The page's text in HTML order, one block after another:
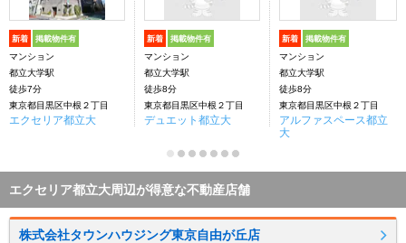
新着 掲載物件有
マンション
都立大学駅
徒歩7分
東京都目黒区中根２丁目
エクセリア都立大
新着 掲載物件有
マンション
都立大学駅
徒歩8分
東京都目黒区中根２丁目
デュエット都立大
新着 掲載物件有
マンション
都立大学駅
徒歩8分
東京都目黒区中根２丁目
アルファスペース都立
大
エクセリア都立大周辺が得意な不動産店舗
株式会社タウンハウジング東京自由が丘店